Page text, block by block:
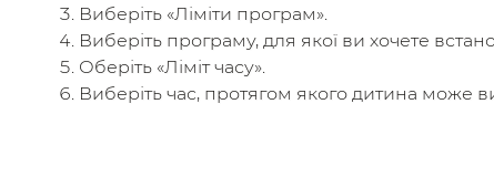
Виберіть «Ліміти програм».
Виберіть програму, для якої ви хочете
Оберіть «Ліміт часу».
Виберіть час, протягом якого дитина може